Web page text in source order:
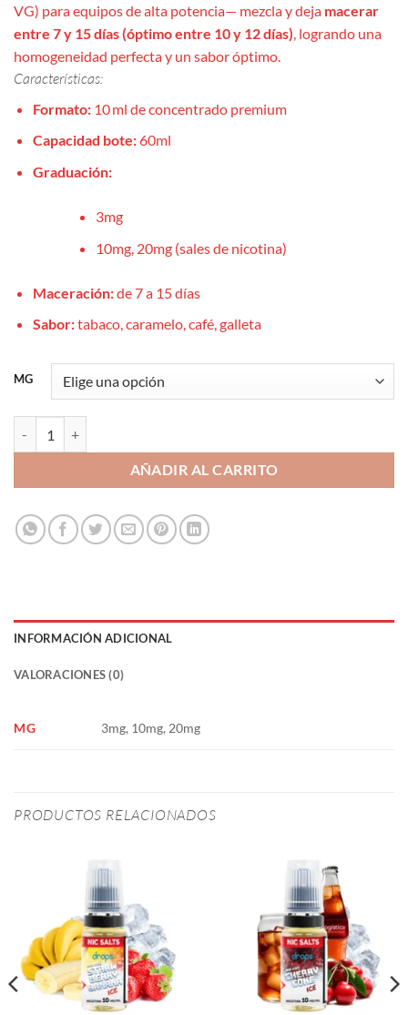
VG) para equipos de alta potencia— mezcla y deja macerar
entre 7 y 15 días (óptimo entre 10 y 12 días), logrando una
homogeneidad perfecta y un sabor óptimo.
Características:
Formato: 10 ml de concentrado premium
Capacidad bote:60ml
Graduación:
3mg
10mg, 20mg (sales de nicotina)
Maceración:de 7 a 15 días
Sabor:tabaco, caramelo, café, galleta
MG
AÑADIR AL CARRITO
INFORMACIÓN ADICIONAL
VALORACIONES (0)
MG 3mg, 10mg, 20mg
PRODUCTOS RELACIONADOS